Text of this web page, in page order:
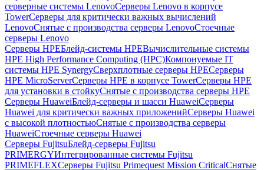
серверные системы LenovoСерверы Lenovo в корпусе
TowerСерверы для критически важных вычислений
LenovoСнятые с производства серверы LenovoСтоечные
серверы Lenovo
Серверы HPEБлейд-системы HPEВычислительные системы
HPE High Performance Computing (HPC)Компонуемые IT
системы HPE SynergyСверхплотные серверы HPEСерверы
HPE MicroServerСерверы HPE в корпусе TowerСерверы HPE
для установки в стойкуСнятые с производства серверы HPE
Серверы HuaweiБлейд-серверы и шасси HuaweiСерверы
Huawei для критически важных приложенийСерверы Huawei
с высокой плотностьюСнятые с производства серверы
HuaweiСтоечные серверы Huawei
Серверы FujitsuБлейд-серверы Fujitsu
PRIMERGYИнтегрированные системы Fujitsu
PRIMEFLEXСерверы Fujitsu Primequest Mission CriticalСнятые